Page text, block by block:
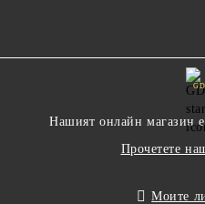
Нашият онлайн магазин
Прочетете
Моите